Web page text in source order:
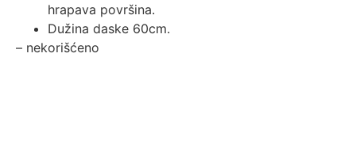
hrapava površina.
Dužina daske 60cm.
– nekorišćeno